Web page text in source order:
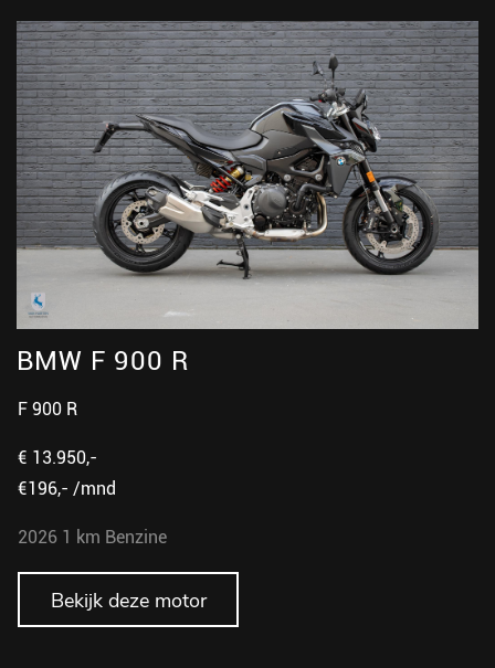
BMW F 900 R
F 900 R
€ 13.950,-
€196,- /mnd
2026 1 km Benzine
Bekijk deze motor